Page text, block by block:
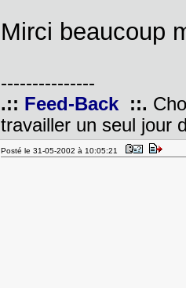
Mirci beaucoup
---------------
.:: Feed-Back::.
travailler un seul jour
Posté le 31-05-2002 à 10:05:21